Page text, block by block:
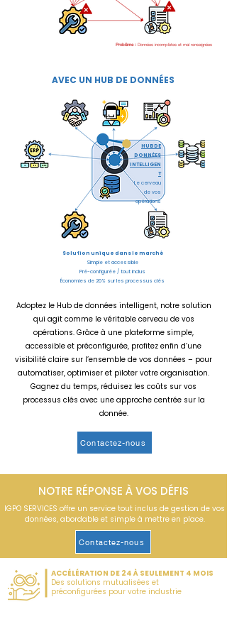
Problème : Données incomplètes et mal renseignées
AVEC UN HUB DE DONNÉES
HUB DE
DONNÉES
INTELLIGEN
T
Le cerveau
de vos
opérations
Solution unique dans le marché
Simple et accessible
Pré-configurée / tout inclus
Économies de 20% sur les processus clés
Adoptez le Hub de données intelligent, notre solution
qui agit comme le véritable cerveau de vos
opérations. Grâce à une plateforme simple,
accessible et préconfigurée, profitez enfin d’une
visibilité claire sur l’ensemble de vos données – pour
automatiser, optimiser et piloter votre organisation.
Gagnez du temps, réduisez les coûts sur vos
processus clés avec une approche centrée sur la
donnée.
Contactez-nous
NOTRE RÉPONSE À VOS DÉFIS
IGPO SERVICES offre un service tout inclus de gestion de vos
données, abordable et simple à mettre en place.
Contactez-nous
ACCÉLÉRATION DE 24 À SEULEMENT 4 MOIS
Des solutions mutualisées et
préconfigurées pour votre industrie